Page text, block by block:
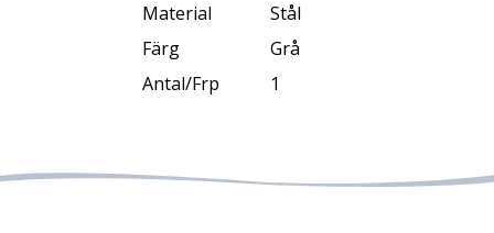
Material
Stål
Färg
Grå
Antal/Frp
1